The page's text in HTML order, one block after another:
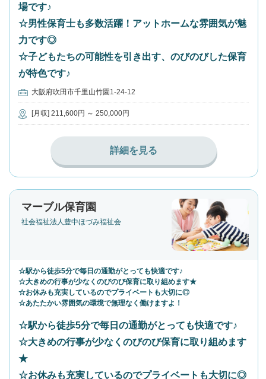
場です♪
☆男性保育士も多数活躍！アットホームな雰囲気が魅
力です◎
☆子どもたちの可能性を引き出す、のびのびした保育
が特色です♪
大阪府吹田市千里山竹園1-24-12
[月収] 211,600円 ～ 250,000円
詳細を見る
マーブル保育園
社会福祉法人豊中ほづみ福祉会
☆駅から徒歩5分で毎日の通勤がとっても快適です♪
☆大きめの行事が少なくのびのび保育に取り組めます★
☆お休みも充実しているのでプライベートも大切に◎
☆あたたかい雰囲気の環境で無理なく働けますよ！
☆駅から徒歩5分で毎日の通勤がとっても快適です♪
☆大きめの行事が少なくのびのび保育に取り組めます
★
☆お休みも充実しているのでプライベートも大切に◎